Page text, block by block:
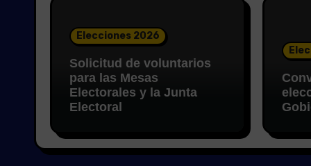
Elecciones 2026
Solicitud de voluntarios
para las Mesas
Electorales y la Junta
Electoral